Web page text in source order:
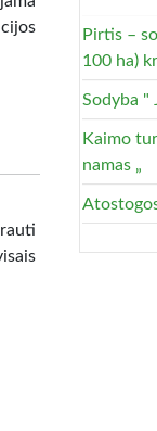
Pirtis –
100 ha)
Sodyba "
Kaimo
namas „